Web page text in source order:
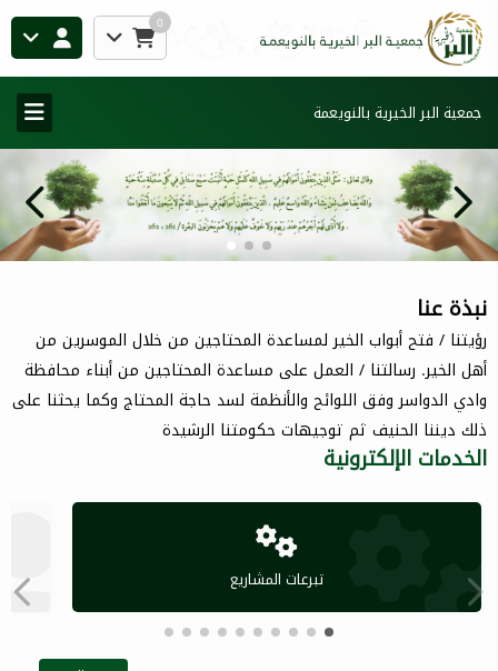
0
جمعية البر الخيرية بالنويعمة
نبذة عنا
رؤيتنا / فتح أبواب الخير لمساعدة المحتاجين من خلال الموسرين من
أهل الخير. رسالتنا / العمل على مساعدة المحتاجين من أبناء محافظة
وادي الدواسر وفق اللوائح والأنظمة لسد حاجة المحتاج وكما يحثنا على
ذلك ديننا الحنيف ثم توجيهات حكومتنا الرشيدة
الخدمات الإلكترونية
تبرعات المشاريع